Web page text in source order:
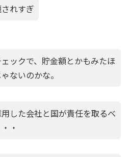
れすぎ
ックで、貯金額とかもみたほ
ないのかな。
した会社と国が責任を取るべ
・